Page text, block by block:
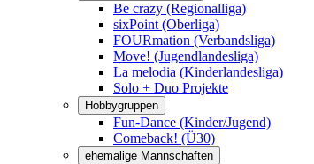
Be crazy (Regionalliga)
sixPoint (Oberliga)
FOURmation (Verbandsliga)
Move! (Jugendlandesliga)
La melodia (Kinderlandesliga)
Solo + Duo Projekte
Hobbygruppen
Fun-Dance (Kinder/Jugend)
Comeback! (Ü30)
ehemalige Mannschaften